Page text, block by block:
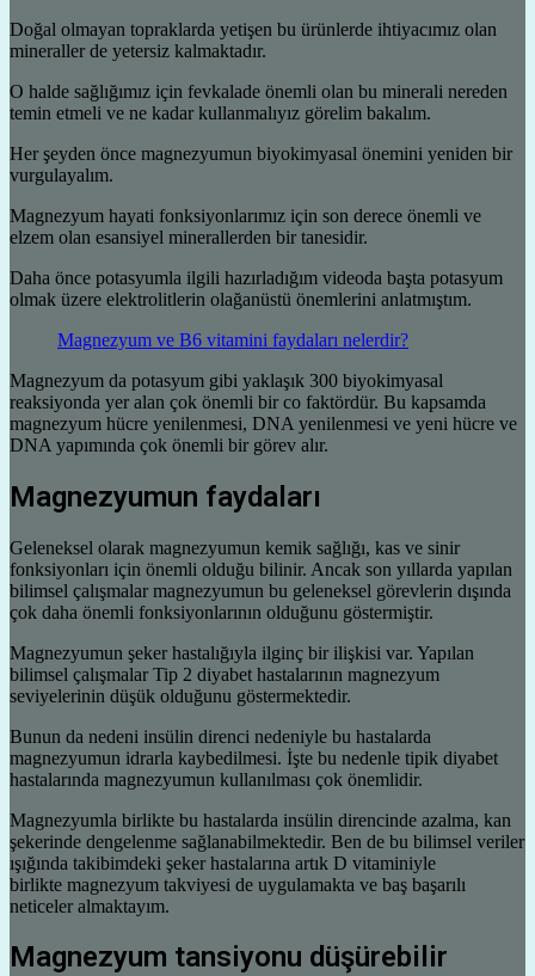
Doğal olmayan topraklarda yetişen bu ürünlerde ihtiyacımız olan
mineraller de yetersiz kalmaktadır.
O halde sağlığımız için fevkalade önemli olan bu minerali nereden
temin etmeli ve ne kadar kullanmalıyız görelim bakalım.
Her şeyden önce magnezyumun biyokimyasal önemini yeniden bir
vurgulayalım.
Magnezyum hayati fonksiyonlarımız için son derece önemli ve
elzem olan esansiyel minerallerden bir tanesidir.
Daha önce potasyumla ilgili hazırladığım videoda başta potasyum
olmak üzere elektrolitlerin olağanüstü önemlerini anlatmıştım.
Magnezyum ve B6 vitamini faydaları nelerdir?
Magnezyum da potasyum gibi yaklaşık 300 biyokimyasal
reaksiyonda yer alan çok önemli bir co faktördür. Bu kapsamda
magnezyum hücre yenilenmesi, DNA yenilenmesi ve yeni hücre ve
DNA yapımında çok önemli bir görev alır.
Magnezyumun faydaları
Geleneksel olarak magnezyumun kemik sağlığı, kas ve sinir
fonksiyonları için önemli olduğu bilinir. Ancak son yıllarda yapılan
bilimsel çalışmalar magnezyumun bu geleneksel görevlerin dışında
çok daha önemli fonksiyonlarının olduğunu göstermiştir.
Magnezyumun şeker hastalığıyla ilginç bir ilişkisi var. Yapılan
bilimsel çalışmalar Tip 2 diyabet hastalarının magnezyum
seviyelerinin düşük olduğunu göstermektedir.
Bunun da nedeni insülin direnci nedeniyle bu hastalarda
magnezyumun idrarla kaybedilmesi. İşte bu nedenle tipik diyabet
hastalarında magnezyumun kullanılması çok önemlidir.
Magnezyumla birlikte bu hastalarda insülin direncinde azalma, kan
şekerinde dengelenme sağlanabilmektedir. Ben de bu bilimsel veriler
ışığında takibimdeki şeker hastalarına artık D vitaminiyle
birlikte magnezyum takviyesi de uygulamakta ve baş başarılı
neticeler almaktayım.
Magnezyum tansiyonu düşürebilir